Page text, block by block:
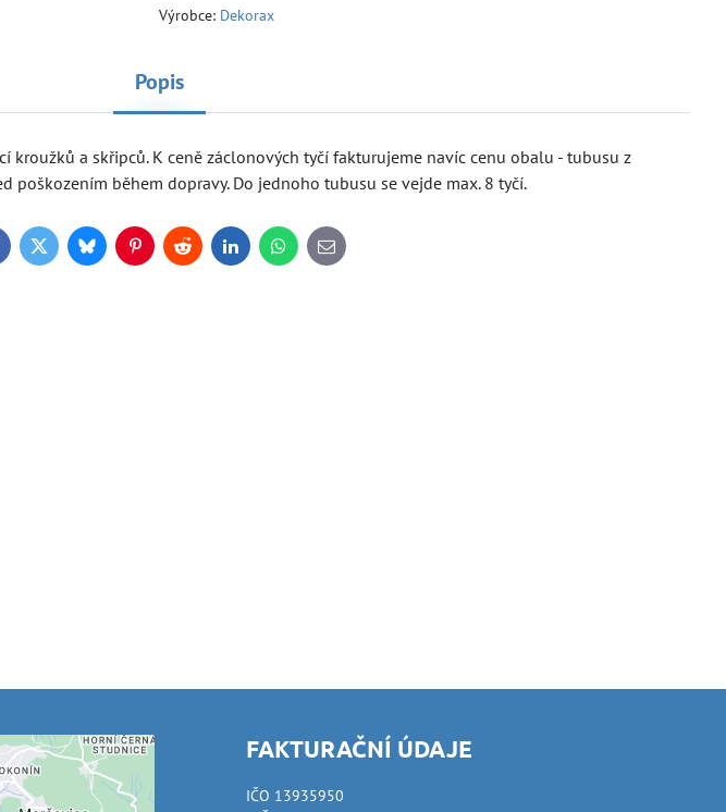
Výrobce: Dekorax
Popis
kroužků a skřipců. K ceně záclonových tyčí fakturujeme navíc cenu obalu - tubusu z
poškozením během dopravy. Do jednoho tubusu se vejde max. 8 tyčí.
TwitterBlueskyPinterestRedditLinkedInWhatsApp
E-
mail
FAKTURAČNÍ ÚDAJE
IČO 13935950